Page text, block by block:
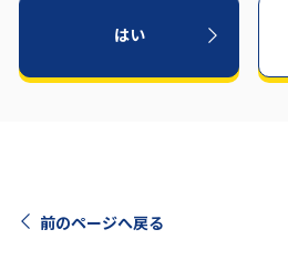
はい
前のページへ戻る